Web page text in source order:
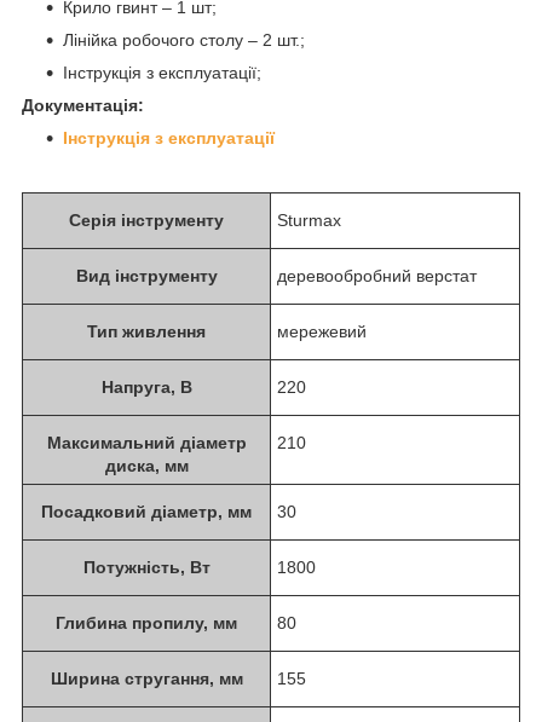
Крило гвинт – 1 шт;
Лінійка робочого столу – 2 шт.;
Інструкція з експлуатації;
Документація:
Інструкція з експлуатації
Серія інструменту Sturmax
Вид інструменту деревообробний верстат
Тип живлення мережевий
Напруга, В 220
Максимальний діаметр
диска, мм
210
Посадковий діаметр, мм 30
Потужність, Вт 1800
Глибина пропилу, мм 80
Ширина стругання, мм 155